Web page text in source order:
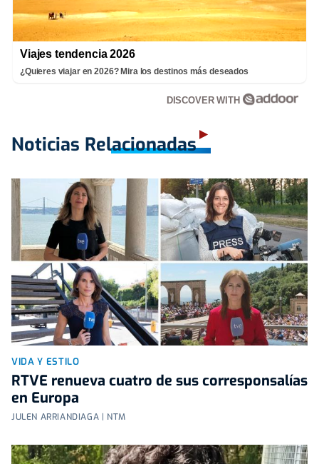
Viajes tendencia 2026
¿Quieres viajar en 2026? Mira los destinos más deseados
DISCOVER WITH
Noticias Relacionadas
VIDA Y ESTILO
RTVE renueva cuatro de sus corresponsalías
en Europa
JULEN ARRIANDIAGA | NTM